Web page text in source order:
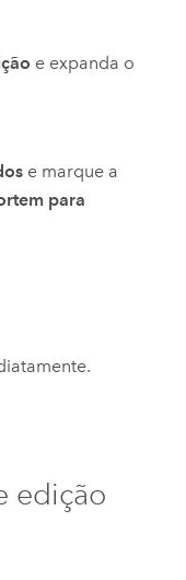
e expanda o
e marque a
para
edição